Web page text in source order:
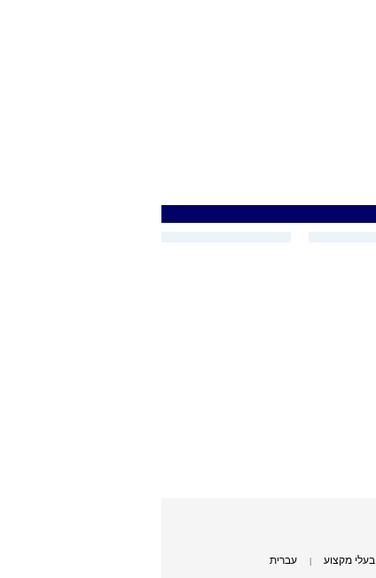
בעלי מקצוע עברית